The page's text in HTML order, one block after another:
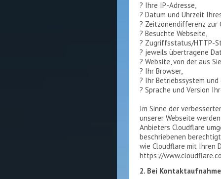
? Ihre IP-Adresse,
? Datum und Uhrzeit
? Zeitzonendifferenz zur
? Besuchte Webseite,
? Zugriffsstatus/HTTP-
? jeweils übertragene
? Website, von der aus
? Ihr Browser,
? Ihr Betriebssystem
? Sprache und Version
Im Sinne der
unserer Webseite
Anbieters Cloudflare
beschriebenen
wie Cloudflare mit Ihren
https://
2. Bei